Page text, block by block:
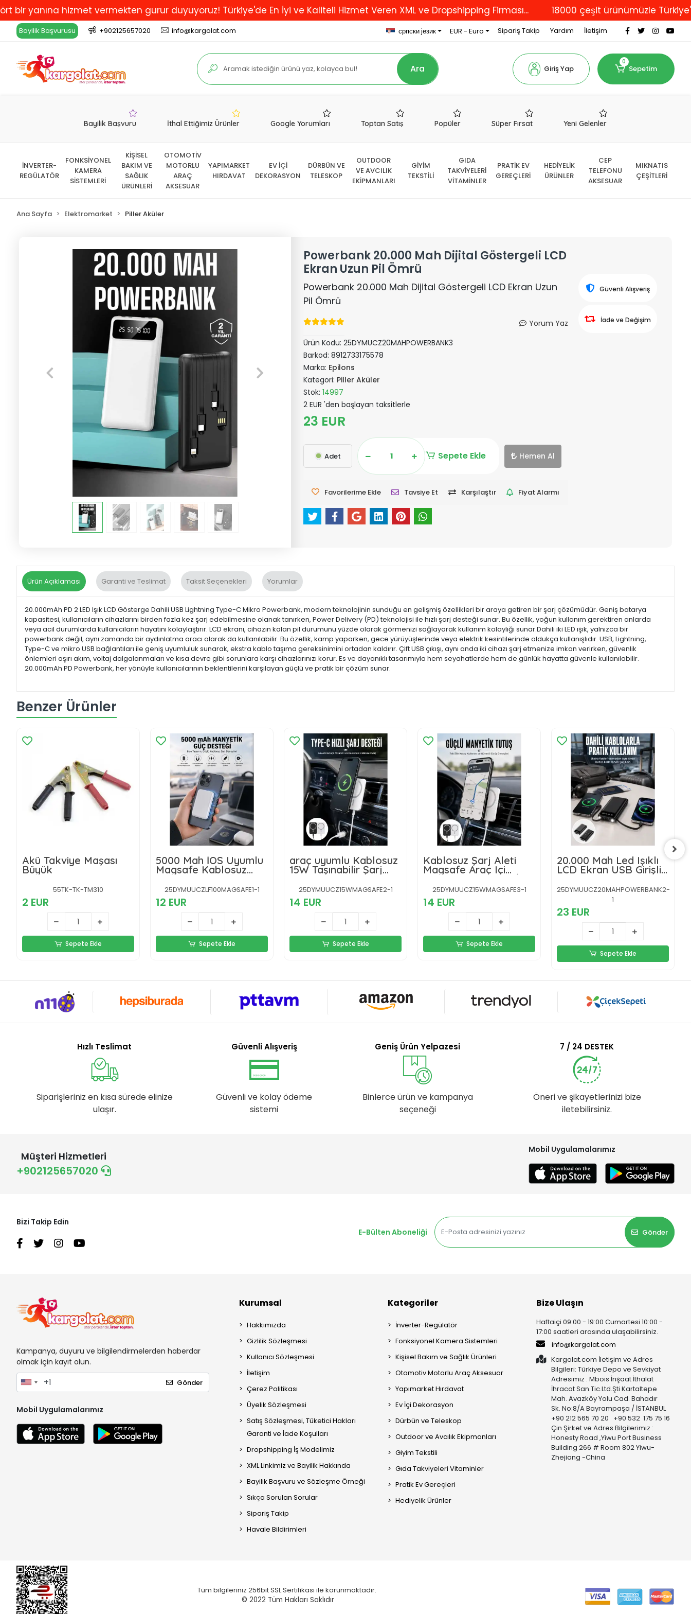
hizmet vermekten gurur duyuyoruz! Türkiye'de En İyi ve Kaliteli Hizmet Veren XML ve Dropshipping Firması... 18000 çeşit ürünümüzle Türkiye'nin
Bayilik Başvurusu +902125657020 info@kargolat.com српски језик EUR - Euro Sipariş Takip Yardım İletişim
Ara Giriş Yap
0
Sepetim
Bayilik Başvuru İthal Ettiğimiz Ürünler Google Yorumları Toptan Satış Popüler Süper Fırsat Yeni Gelenler
İNVERTER-
REGÜLATÖR
FONKSİYONEL
KAMERA
SİSTEMLERİ
KİŞİSEL
BAKIM VE
SAĞLIK
ÜRÜNLERİ
OTOMOTİV
MOTORLU
ARAÇ
AKSESUAR
YAPIMARKET
HIRDAVAT
EV İÇİ
DEKORASYON
DÜRBÜN VE
TELESKOP
OUTDOOR
VE AVCILIK
EKİPMANLARI
GİYİM
TEKSTİLİ
GIDA
TAKVİYELERİ
VİTAMİNLER
PRATİK EV
GEREÇLERİ
HEDİYELİK
ÜRÜNLER
CEP
TELEFONU
AKSESUAR
MIKNATIS
ÇEŞİTLERİ
Ana Sayfa Elektromarket Piller Aküler
Powerbank 20.000 Mah Dijital Göstergeli LCD
Ekran Uzun Pil Ömrü
Powerbank 20.000 Mah Dijital Göstergeli LCD Ekran Uzun
Pil Ömrü
Yorum Yaz
Ürün Kodu:25DYMUCZ20MAHPOWERBANK3
Barkod:8912733175578
Marka: Epilons
Kategori: Piller Aküler
Stok:14997
2 EUR 'den başlayan taksitlerle
23 EUR
Adet Sepete Ekle Hemen Al
Favorilerime Ekle Tavsiye Et Karşılaştır Fiyat Alarmı
Güvenli Alışveriş
İade ve Değişim
Ürün Açıklaması Garanti ve Teslimat Taksit Seçenekleri Yorumlar
20.000mAh PD 2 LED Işık LCD Gösterge Dahili USB Lightning Type-C Mikro Powerbank, modern teknolojinin sunduğu en gelişmiş özellikleri bir araya getiren bir şarj çözümüdür. Geniş batarya
kapasitesi, kullanıcıların cihazlarını birden fazla kez şarj edebilmesine olanak tanırken, Power Delivery (PD) teknolojisi ile hızlı şarj desteği sunar. Bu özellik, yoğun kullanım gerektiren anlarda
veya acil durumlarda kullanıcıların hayatını kolaylaştırır. LCD ekranı, cihazın kalan pil durumunu yüzde olarak görmenizi sağlayarak kullanım kolaylığı sunar.Dahili iki LED ışık, yalnızca bir
powerbank değil, aynı zamanda bir aydınlatma aracı olarak da kullanılabilir. Bu özellik, kamp yaparken, gece yürüyüşlerinde veya elektrik kesintilerinde oldukça kullanışlıdır. USB, Lightning,
Type-C ve mikro USB bağlantıları ile geniş uyumluluk sunarak, ekstra kablo taşıma gereksinimini ortadan kaldırır. Çift USB çıkışı, aynı anda iki cihazı şarj etmenize imkan verirken, güvenlik
önlemleri aşırı akım, voltaj dalgalanmaları ve kısa devre gibi sorunlara karşı cihazlarınızı korur. Es ve dayanıklı tasarımıyla hem seyahatlerde hem de günlük hayatta güvenle kullanılabilir.
20.000mAh PD Powerbank, her yönüyle kullanıcılarının beklentilerini karşılayan güçlü ve pratik bir çözüm sunar.
Benzer Ürünler
Akü Takviye Maşası
Büyük
55TK-TK-TM310
2 EUR
Sepete Ekle
5000 Mah İOS Uyumlu
Magsafe Kablosuz
Şarj Hızlı Şarj Desteği
25DYMUUCZLF100MAGSAFE1-1
12 EUR
Sepete Ekle
araç uyumlu Kablosuz
15W Taşınabilir Şarj
Aleti Çift Kablo Yeni
Nesil
25DYMUUCZ15WMAGSAFE2-1
14 EUR
Sepete Ekle
Kablosuz Şarj Aleti
Magsafe Araç Içi
Manyetik Şarj 15W İOS
Uyumlu Yeni Nesil
25DYMUUCZ15WMAGSAFE3-1
14 EUR
Sepete Ekle
20.000 Mah Led Işıklı
LCD Ekran USB Girişli
Powerbank Yeni Nesil
25DYMUUCZ20MAHPOWERBANK2-
1
23 EUR
Sepete Ekle
Hızlı Teslimat
Siparişleriniz en kısa sürede elinize
ulaşır.
Güvenli Alışveriş
Güvenli ve kolay ödeme
sistemi
Geniş Ürün Yelpazesi
Binlerce ürün ve kampanya
seçeneği
7 / 24 DESTEK
Öneri ve şikayetlerinizi bize
iletebilirsiniz.
Müşteri Hizmetleri
+902125657020
Mobil Uygulamalarımız
Bizi Takip Edin
E-Bülten Aboneliği
Gönder
Kampanya, duyuru ve bilgilendirmelerden haberdar
olmak için kayıt olun.
Gönder
Mobil Uygulamalarımız
Kurumsal
Hakkımızda
Gizlilik Sözleşmesi
Kullanıcı Sözleşmesi
İletişim
Çerez Politikası
Üyelik Sözleşmesi
Satış Sözleşmesi, Tüketici Hakları
Garanti ve İade Koşulları
Dropshipping İş Modelimiz
XML Linkimiz ve Bayilik Hakkında
Bayilik Başvuru ve Sözleşme Örneği
Sıkça Sorulan Sorular
Sipariş Takip
Havale Bildirimleri
Kategoriler
İnverter-Regülatör
Fonksiyonel Kamera Sistemleri
Kişisel Bakım ve Sağlık Ürünleri
Otomotiv Motorlu Araç Aksesuar
Yapımarket Hırdavat
Ev İçi Dekorasyon
Dürbün ve Teleskop
Outdoor ve Avcılık Ekipmanları
Giyim Tekstili
Gıda Takviyeleri Vitaminler
Pratik Ev Gereçleri
Hediyelik Ürünler
Bize Ulaşın
Haftaiçi 09:00 - 19:00 Cumartesi 10:00 -
17:00 saatleri arasında ulaşabilirsiniz.
info@kargolat.com
Kargolat.com İletişim ve Adres
Bilgileri: Türkiye Depo ve Sevkiyat
Adresimiz : Mbois İnşaat İthalat
İhracat San.Tic.Ltd.Şti Kartaltepe
Mah. Avazköy Yolu Cad. Bahadır
Sk. No:8/A Bayrampaşa / İSTANBUL
+90 212 565 70 20 +90 532 175 75 16
Çin Şirket ve Adres Bilgilerimiz :
Honesty Road ,Yiwu Port Business
Building 266 # Room 802 Yiwu-
Zhejiang -China
Tüm bilgileriniz 256bit SSL Sertifikası ile korunmaktadır.
© 2022 Tüm Hakları Saklıdır